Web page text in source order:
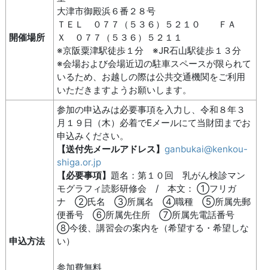
開催場所
大津市御殿浜６番２８号
ＴＥＬ ０７７（５３６）５２１０ ＦＡ
Ｘ ０７７（５３６）５２１１
※京阪粟津駅徒歩１分 ※JR石山駅徒歩１３分
※会場および会場近辺の駐車スペースが限られて
いるため、お越しの際は公共交通機関をご利用
いただきますようお願いします。
申込方法
参加の申込みは必要事項を入力し、令和８年３
月１９日（木）必着でEメールにて当財団までお
申込みください。
【送付先メールアドレス】ganbukai@kenkou-
shiga.or.jp
【必要事項】 題名：第１０回 乳がん検診マン
モグラフィ読影研修会 / 本文： ①フリガ
ナ ②氏名 ③所属名 ④職種 ⑤所属先郵
便番号 ⑥所属先住所 ⑦所属先電話番号
⑧今後、講習会の案内を（希望する・希望しな
い）
参加費無料